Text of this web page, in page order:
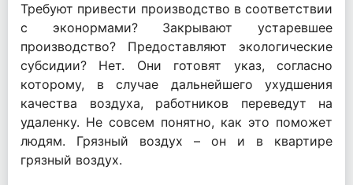
Требуют привести производство в соответствии
с эконормами? Закрывают устаревшее
производство? Предоставляют экологические
субсидии? Нет. Они готовят указ, согласно
которому, в случае дальнейшего ухудшения
качества воздуха, работников переведут на
удаленку. Не совсем понятно, как это поможет
людям. Грязный воздух – он и в квартире
грязный воздух.